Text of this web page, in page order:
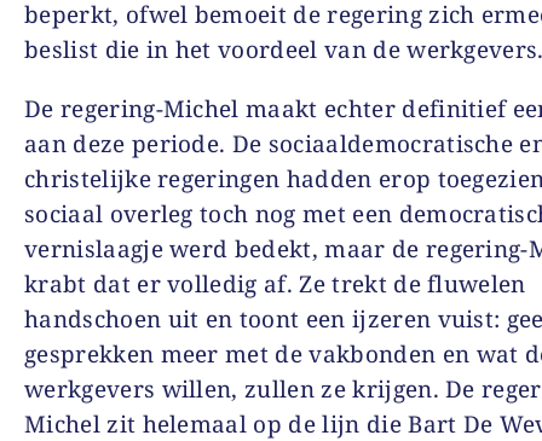
beperkt, ofwel bemoeit de regering zich
beslist die in het voordeel van de
De regering-Michel maakt echter definitief
aan deze periode. De sociaaldemocratische
christelijke regeringen hadden erop
sociaal overleg toch nog met een
vernislaagje werd bedekt, maar de regering-
krabt dat er volledig af. Ze trekt de fluwelen
handschoen uit en toont een ijzeren vuist:
gesprekken meer met de vakbonden en wat
werkgevers willen, zullen ze krijgen. De
Michel zit helemaal op de lijn die Bart De